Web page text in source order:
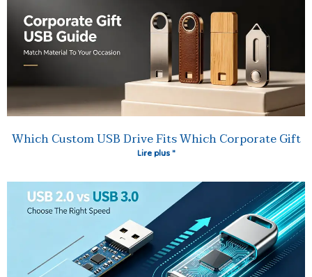
Which Custom USB Drive Fits Which Corporate Gift
Lire plus "